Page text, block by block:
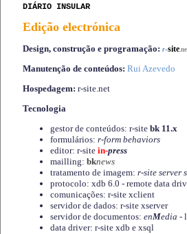
DIÁRIO INSULAR
Edição electrónica
Design, construção e programação: r-site
Manutenção de conteúdos: Rui Azevedo
Hospedagem: r-site.net
Tecnologia
gestor de conteúdos: r-site bk 11.x
formulários: r-form behaviors
editor: r-site in-press
mailling: bknews
tratamento de imagem: r-site server
protocolo: xdb 6.0 - remote data
comunicações: r-site xclient
servidor de dados: r-site xserver
servidor de documentos: enMedia -
data driver: r-site xdb e xsql